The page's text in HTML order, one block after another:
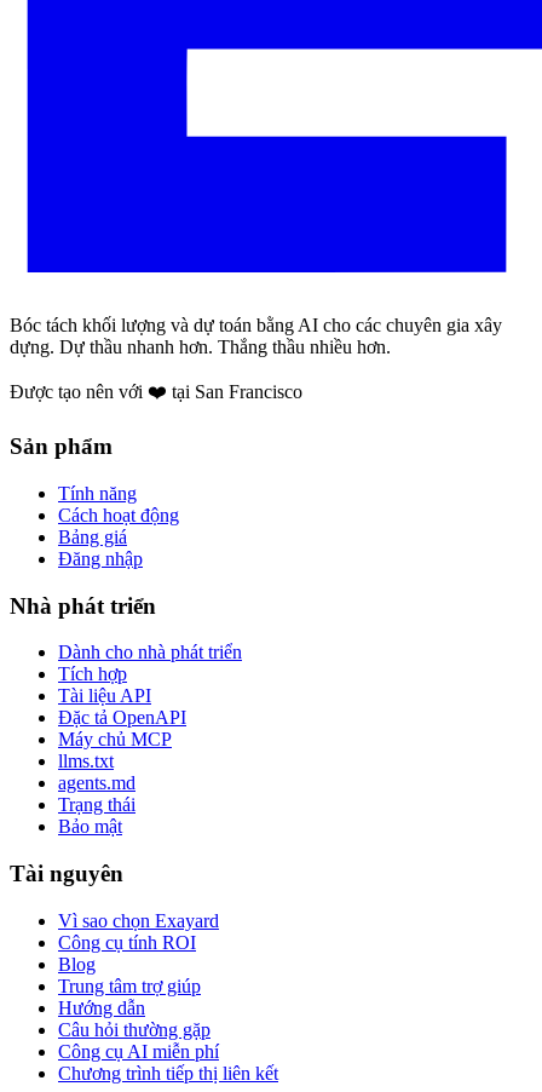
Bóc tách khối lượng và dự toán bằng AI cho các chuyên gia xây
dựng. Dự thầu nhanh hơn. Thắng thầu nhiều hơn.
Được tạo nên với ❤️ tại San Francisco
Sản phẩm
Tính năng
Cách hoạt động
Bảng giá
Đăng nhập
Nhà phát triển
Dành cho nhà phát triển
Tích hợp
Tài liệu API
Đặc tả OpenAPI
Máy chủ MCP
llms.txt
agents.md
Trạng thái
Bảo mật
Tài nguyên
Vì sao chọn Exayard
Công cụ tính ROI
Blog
Trung tâm trợ giúp
Hướng dẫn
Câu hỏi thường gặp
Công cụ AI miễn phí
Chương trình tiếp thị liên kết